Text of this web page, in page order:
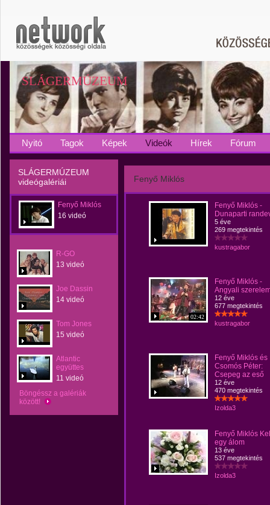
SLÁGERMÚZEUM
Nyitó Tagok Képek Videók Hírek Fórum
SLÁGERMÚZEUM
videógalériái
Fenyő Miklós
16 videó
R-GO
13 videó
Joe Dassin
14 videó
Tom Jones
15 videó
Atlantic
együttes
11 videó
Böngéssz a galériák
között!
Fenyő Miklós
Fenyő Miklós -
Dunaparti
5 éve
269 megtekintés
kustragabor
02:42
Fenyő Miklós -
Angyali
12 éve
677 megtekintés
kustragabor
Fenyő Miklós és
Csomós Péter:
Csepeg az eső
12 éve
470 megtekintés
Izolda3
Fenyő Miklós
egy álom
13 éve
537 megtekintés
Izolda3